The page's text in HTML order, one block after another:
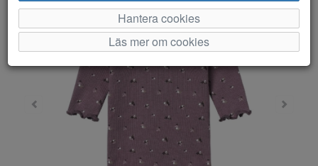
Hantera cookies
Läs mer om cookies